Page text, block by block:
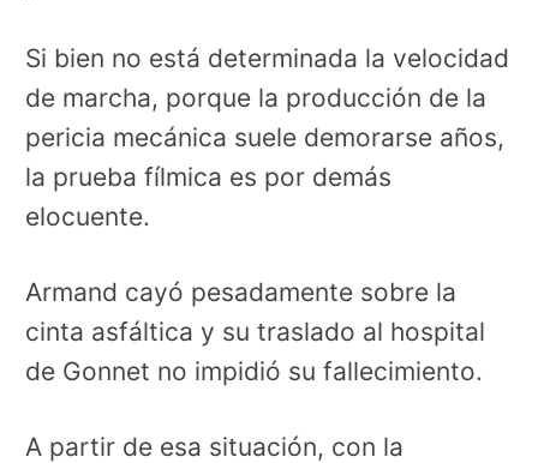
Si bien no está determinada la velocidad
de marcha, porque la producción de la
pericia mecánica suele demorarse años,
la prueba fílmica es por demás
elocuente.
Armand cayó pesadamente sobre la
cinta asfáltica y su traslado al hospital
de Gonnet no impidió su fallecimiento.
A partir de esa situación, con la